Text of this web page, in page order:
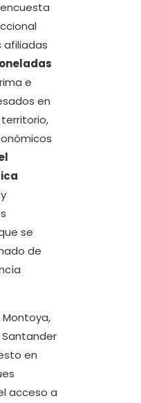
afiliadas
e
​​en
se
de
en
acceso a